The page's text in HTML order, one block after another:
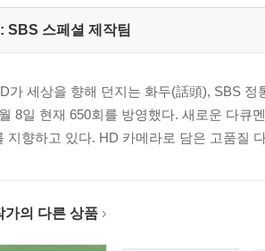
SBS 스페셜 제작팀
가 세상을 향해 던지는 화두(話頭), SBS
8일 현재 650회를 방영했다. 새로운 다큐
지향하고 있다. HD 카메라로 담은 고품질
가의 다른 상품